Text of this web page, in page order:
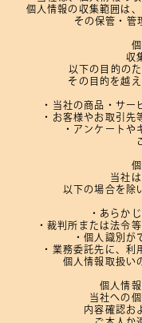
個人情報の収集範囲は、
その保管・管
収
以下の目的の
その目的を越
・当社の商品・サー
・お客様やお取引先
・アンケートや
当社
以下の場合を除
・あらか
・裁判所または法令
・個人識別が
・業務委託先に、 利
個人情報取扱い
個人情
当社への
内容確認お